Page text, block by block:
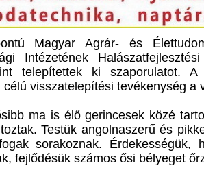
Magyar Agrár- és
Intézetének
telepítettek ki
célú visszatelepítési tevékenység a
ma is élő gerincesek közé
Testük angolnaszerű és
sorakoznak. Érdekességük,
fejlődésük számos ősi bélyeget